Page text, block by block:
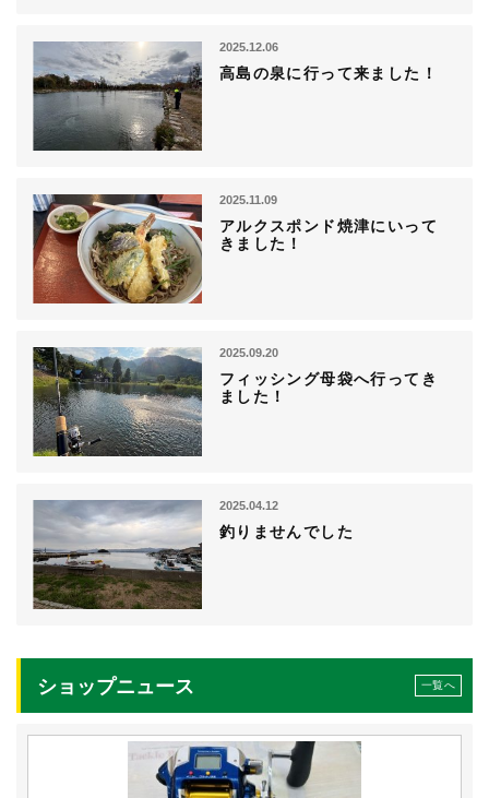
2025.12.06
高島の泉に行って来ました！
2025.11.09
アルクスポンド焼津にいって
きました！
2025.09.20
フィッシング母袋へ行ってき
ました！
2025.04.12
釣りませんでした
ショップニュース 一覧へ